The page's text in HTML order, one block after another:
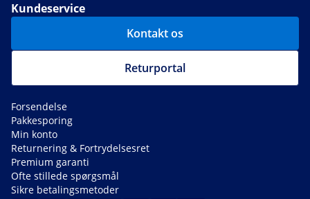
Kundeservice
Kontakt os
Returportal
Forsendelse
Pakkesporing
Min konto
Returnering & Fortrydelsesret
Premium garanti
Ofte stillede spørgsmål
Sikre betalingsmetoder